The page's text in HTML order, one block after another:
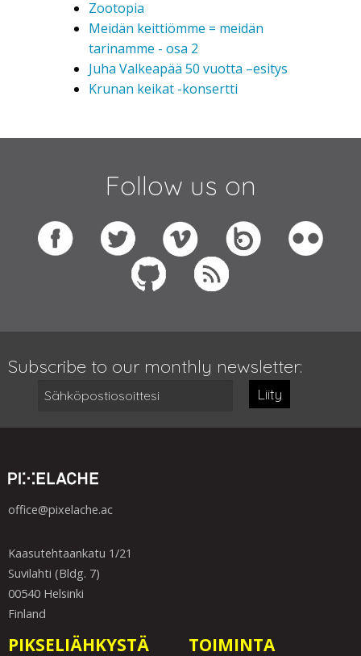
Zootopia
Meidän keittiömme = meidän
tarinamme - osa 2
Juha Valkeapää 50 vuotta –esitys
Krunan keikat -konsertti
Follow us on
Subscribe to our monthly newsletter:
Liity
office@pixelache.ac
Kaasutehtaankatu 1/21
Suvilahti (Bldg. 7)
00540 Helsinki
Finland
PIKSELIÄHKYSTÄ TOIMINTA